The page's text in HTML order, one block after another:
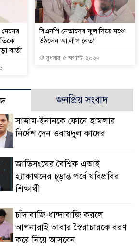
মেসের
বার্তা
বিএনপি নেতাদের ফুল দিয়ে মঞ্চে
উঠলেন আ.লীগ নেতা
বুধবার, ৫ অগাস্ট, ২০২৬
জনপ্রিয় সংবাদ
সাদ্দাম-ইনানকে ফোনে হামলার
নির্দেশ দেন ওবায়দুল কাদের
জাতিসংঘের বৈশ্বিক এআই
হ্যাকাথনের চূড়ান্ত পর্বে যবিপ্রবির
শিক্ষার্থী
চাঁদাবাজি-ধান্দাবাজি করলে
আপনারাই আবার স্বৈরাচারকে বরণ
করে নিয়ে আসবেন